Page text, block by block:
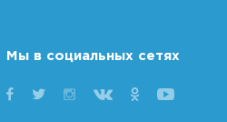
Мы в социальных сетях